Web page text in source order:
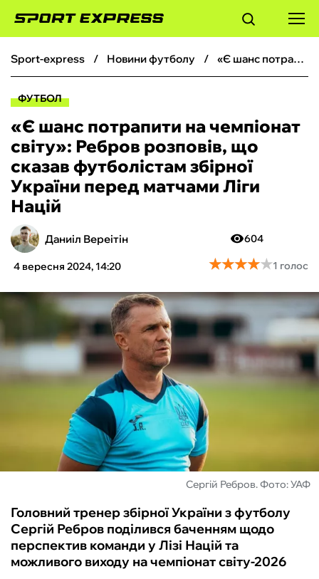
ФУТБОЛ
БОКС
ХОКЕЙ
ТЕНІС
КІБЕРСПОРТ
ЧС-2026
ФУТЗАЛ
ІНШІ
БУКМЕКЕРИ
sport-express новини футболу «Є шанс потрапити на чемпіонат світу»: Ребров розповів, що сказав футболістам збірної України перед матчами Ліги Націй
ФУТБОЛ
«Є шанс потрапити на чемпіонат
світу»: Ребров розповів, що
сказав футболістам збірної
України перед матчами Ліги
Націй
Даниіл Вереітін
4 вересня 2024, 14:20
604
★★★★★
★★★★★1 голос
Сергій Ребров. Фото: УАФ
Головний тренер збірної України з футболу
Сергій Ребров поділився баченням щодо
перспектив команди у Лізі Націй та
можливого виходу на чемпіонат світу-2026